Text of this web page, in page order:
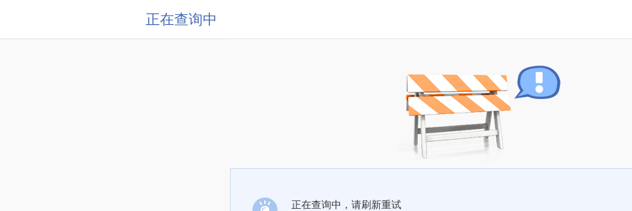
正在查询中
正在查询中，请刷新重试